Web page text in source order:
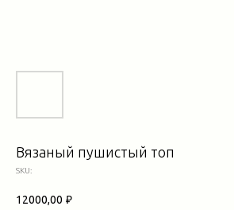
Вязаный пушистый топ
SKU:
12000,00 ₽